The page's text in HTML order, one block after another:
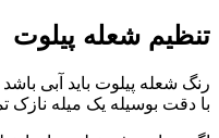
تنظیم شعله پیلوت
با دقت بوسیله یک میله نازک